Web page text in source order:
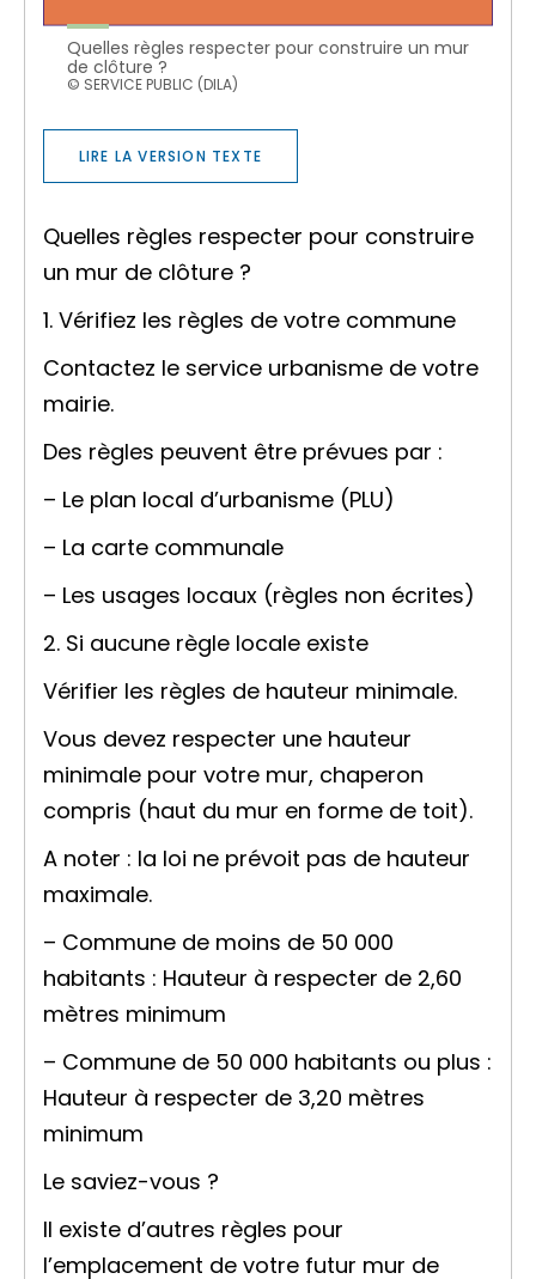
Quelles règles respecter pour construire un mur
de clôture ?
© SERVICE PUBLIC (DILA)
LIRE LA VERSION TEXTE
Quelles règles respecter pour construire
un mur de clôture ?
1. Vérifiez les règles de votre commune
Contactez le service urbanisme de votre
mairie.
Des règles peuvent être prévues par :
– Le plan local d’urbanisme (PLU)
– La carte communale
– Les usages locaux (règles non écrites)
2. Si aucune règle locale existe
Vérifier les règles de hauteur minimale.
Vous devez respecter une hauteur
minimale pour votre mur, chaperon
compris (haut du mur en forme de toit).
A noter : la loi ne prévoit pas de hauteur
maximale.
– Commune de moins de 50 000
habitants : Hauteur à respecter de 2,60
mètres minimum
– Commune de 50 000 habitants ou plus :
Hauteur à respecter de 3,20 mètres
minimum
Le saviez-vous ?
Il existe d’autres règles pour
l’emplacement de votre futur mur de